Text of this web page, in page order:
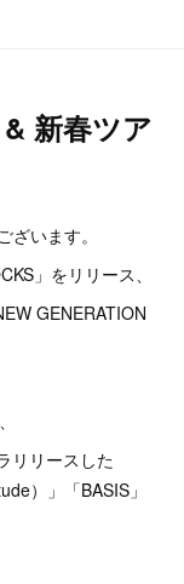
新春ツア
います。
」をリリース、
GENERATION
リリースした
）」「BASIS」